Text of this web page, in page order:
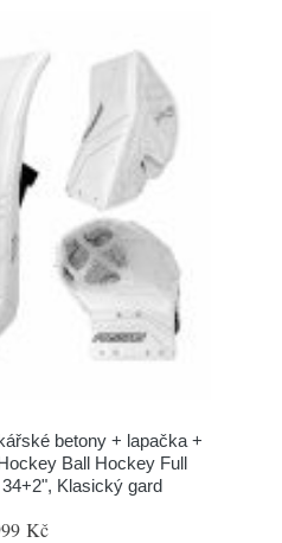
betony + lapačka +
Ball Hockey Full
Klasický gard
Kč